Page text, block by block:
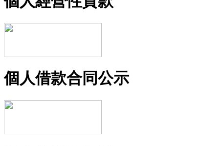
個人借款合同公示